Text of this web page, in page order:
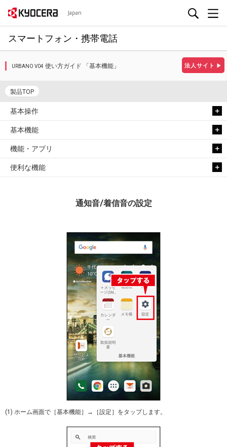
Japan
スマートフォン・携帯電話
法人サイト ▶
URBANO V04 使い方ガイド 「基本機能」
製品TOP
基本操作
基本機能
機能・アプリ
便利な機能
通知音/着信音の設定
(1) ホーム画面で［基本機能］→［設定］をタップします。